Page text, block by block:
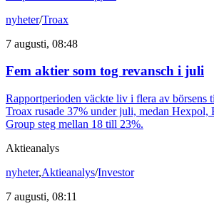
nyheter/Troax
7 augusti, 08:48
Fem aktier som tog revansch i juli
Rapportperioden väckte liv i flera av börsens
Troax rusade 37% under juli, medan Hexpol,
Group steg mellan 18 till 23%.
Aktieanalys
nyheter,Aktieanalys/Investor
7 augusti, 08:11